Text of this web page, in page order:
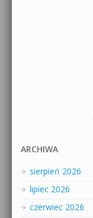
ARCHIWA
sierpień 2026
lipiec 2026
czerwiec 2026